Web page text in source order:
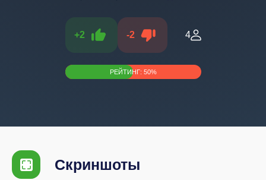
+2 -2 4
РЕЙТИНГ: 50%
Скриншоты